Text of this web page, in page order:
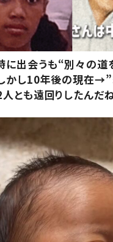
に出会うも“別々の道
かし10年後の現在→”
とも遠回りしたんだ